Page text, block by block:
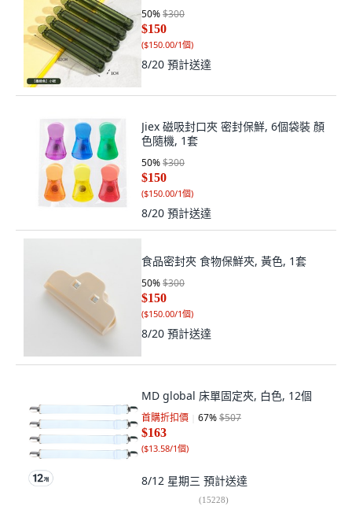
50%$300
$150
($150.00/1個)
8/20 預計送達
Jiex 磁吸封口夾 密封保鮮, 6個袋裝 顏
色隨機, 1套
50%$300
$150
($150.00/1個)
8/20 預計送達
食品密封夾 食物保鮮夾, 黃色, 1套
50%$300
$150
($150.00/1個)
8/20 預計送達
MD global 床單固定夾, 白色, 12個
首購折扣價 67%$507
$163
($13.58/1個)
8/12 星期三 預計送達
(15228)